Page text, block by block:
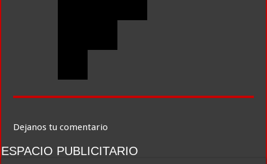
Dejanos tu comentario
ESPACIO PUBLICITARIO